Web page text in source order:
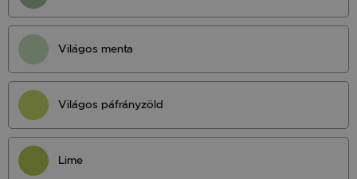
Világos menta
Világos páfrányzöld
Lime